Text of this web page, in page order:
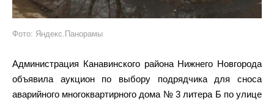
Фото: Яндекс.Панорамы
Администрация Канавинского района Нижнего Новгорода
объявила аукцион по выбору подрядчика для сноса
аварийного многоквартирного дома № 3 литера Б по улице